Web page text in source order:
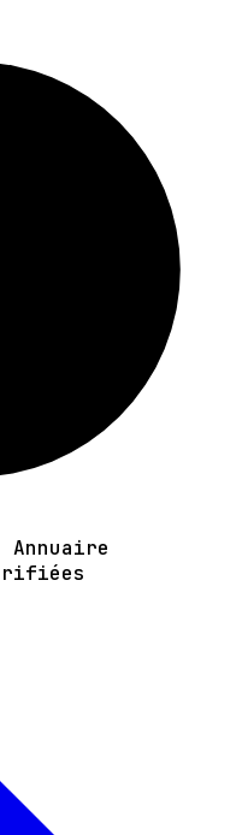
Annuaire